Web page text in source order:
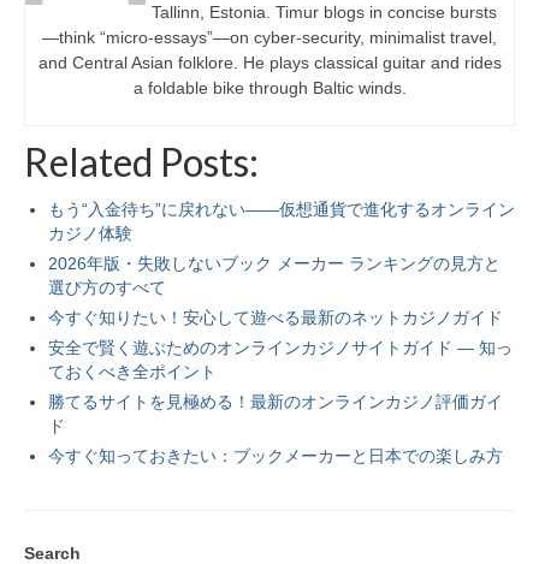
Tallinn, Estonia. Timur blogs in concise bursts
—think “micro-essays”—on cyber-security, minimalist travel,
and Central Asian folklore. He plays classical guitar and rides
a foldable bike through Baltic winds.
Related Posts:
もう“入金待ち”に戻れない——仮想通貨で進化するオンライン
カジノ体験
2026年版・失敗しないブック メーカー ランキングの見方と
選び方のすべて
今すぐ知りたい！安心して遊べる最新のネットカジノガイド
安全で賢く遊ぶためのオンラインカジノサイトガイド — 知っ
ておくべき全ポイント
勝てるサイトを見極める！最新のオンラインカジノ評価ガイ
ド
今すぐ知っておきたい：ブックメーカーと日本での楽しみ方
Search